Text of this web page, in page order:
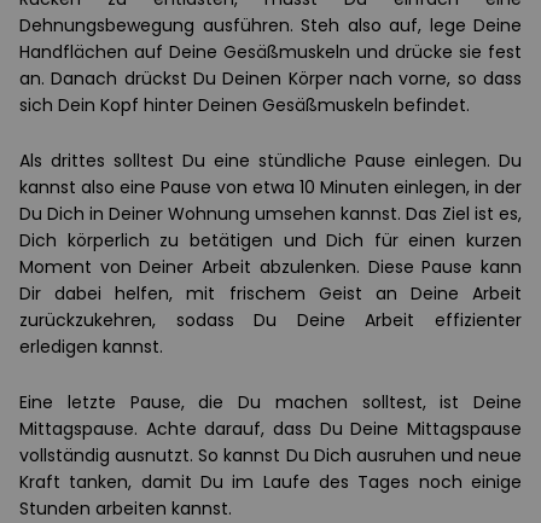
Dehnungsbewegung ausführen. Steh also auf, lege Deine
Handflächen auf Deine Gesäßmuskeln und drücke sie fest
an. Danach drückst Du Deinen Körper nach vorne, so dass
sich Dein Kopf hinter Deinen Gesäßmuskeln befindet.
Als drittes solltest Du eine stündliche Pause einlegen. Du
kannst also eine Pause von etwa 10 Minuten einlegen, in der
Du Dich in Deiner Wohnung umsehen kannst. Das Ziel ist es,
Dich körperlich zu betätigen und Dich für einen kurzen
Moment von Deiner Arbeit abzulenken. Diese Pause kann
Dir dabei helfen, mit frischem Geist an Deine Arbeit
zurückzukehren, sodass Du Deine Arbeit effizienter
erledigen kannst.
Eine letzte Pause, die Du machen solltest, ist Deine
Mittagspause. Achte darauf, dass Du Deine Mittagspause
vollständig ausnutzt. So kannst Du Dich ausruhen und neue
Kraft tanken, damit Du im Laufe des Tages noch einige
Stunden arbeiten kannst.